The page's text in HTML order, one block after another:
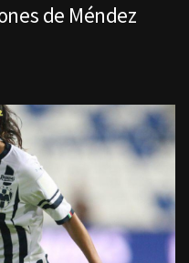
de Méndez